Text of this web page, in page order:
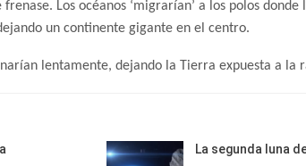
Los océanos ‘migrarían’ a los polos donde
un continente gigante en el centro.
lentamente, dejando la Tierra expuesta a la
La segunda luna